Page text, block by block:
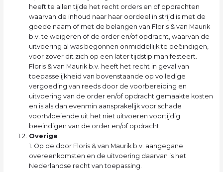
heeft te allen tijde het recht orders en of opdrachten
waarvan de inhoud naar haar oordeel in strijd is met de
goede naam of met de belangen van Floris & van Maurik
b.v. te weigeren of de order en/of opdracht, waarvan de
uitvoering al was begonnen onmiddellijk te beëindigen,
voor zover dit zich op een later tijdstip manifesteert.
Floris & van Maurik b.v. heeft het recht in geval van
toepasselijkheid van bovenstaande op volledige
vergoeding van reeds door de voorbereiding en
uitvoering van de order en/of opdracht gemaakte kosten
en is als dan evenmin aansprakelijk voor schade
voortvloeiende uit het niet uitvoeren voortijdig
beëindigen van de order en/of opdracht.
Overige
1. Op de door Floris & van Maurik b.v. aangegane
overeenkomsten en de uitvoering daarvan is het
Nederlandse recht van toepassing.